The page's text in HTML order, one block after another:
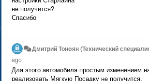
не получится?
Спасибо
Дмитрий Тонoян (Технический
ago
Для этого автомобиля простым изменением
реализовать Мягкую Посадку не получится.